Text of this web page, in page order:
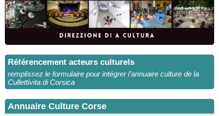
Référencement acteurs culturels
remplissez le formulaire pour intégrer l’annuaire culture de la
Cullettivita di Corsica
Annuaire Culture Corse